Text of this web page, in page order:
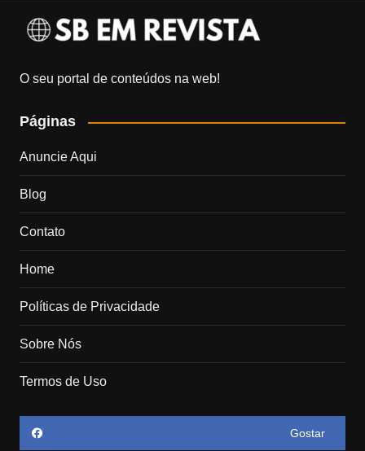
O seu portal de conteúdos na web!
Páginas
Anuncie Aqui
Blog
Contato
Home
Políticas de Privacidade
Sobre Nós
Termos de Uso
Gostar